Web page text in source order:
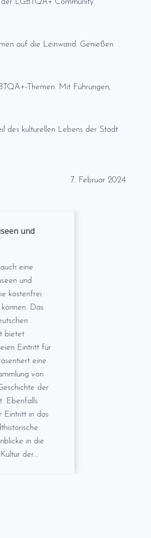
LGBTQA+ Community.
auf die Leinwand. Genießen
Themen. Mit Führungen,
des kulturellen Lebens der Stadt
7. Februar 2024
und
eine
und
kostenfrei
Das
bietet
Eintritt für
eine
von
der
Ebenfalls
in das
in die
der…